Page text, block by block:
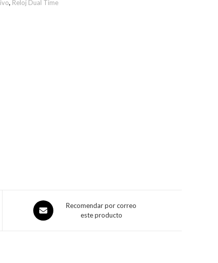
, Reloj Dual Time
Recomendar por correo
este producto